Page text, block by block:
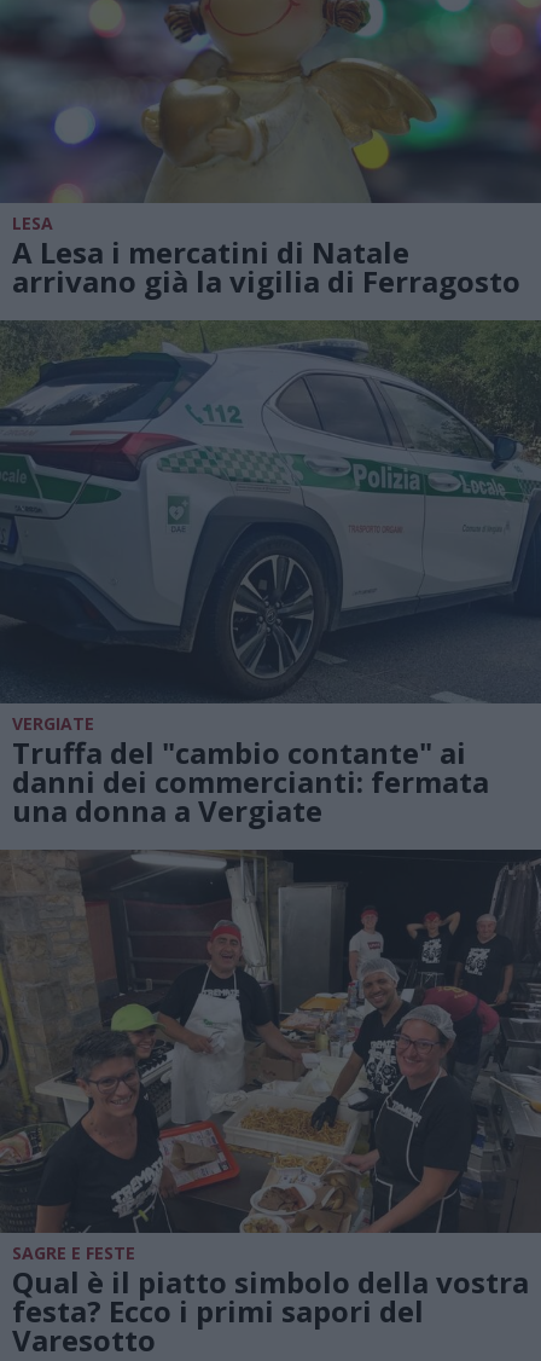
LESA
A Lesa i mercatini di Natale
arrivano già la vigilia di Ferragosto
VERGIATE
Truffa del "cambio contante" ai
danni dei commercianti: fermata
una donna a Vergiate
SAGRE E FESTE
Qual è il piatto simbolo della vostra
festa? Ecco i primi sapori del
Varesotto